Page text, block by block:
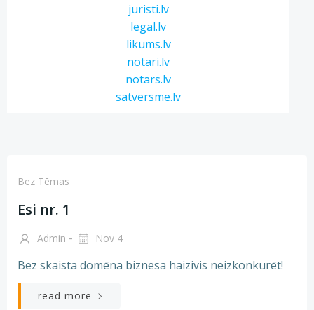
juristi.lv
legal.lv
likums.lv
notari.lv
notars.lv
satversme.lv
Bez Tēmas
Esi nr. 1
Admin - Nov 4
Bez skaista domēna biznesa haizivis neizkonkurēt!
read more